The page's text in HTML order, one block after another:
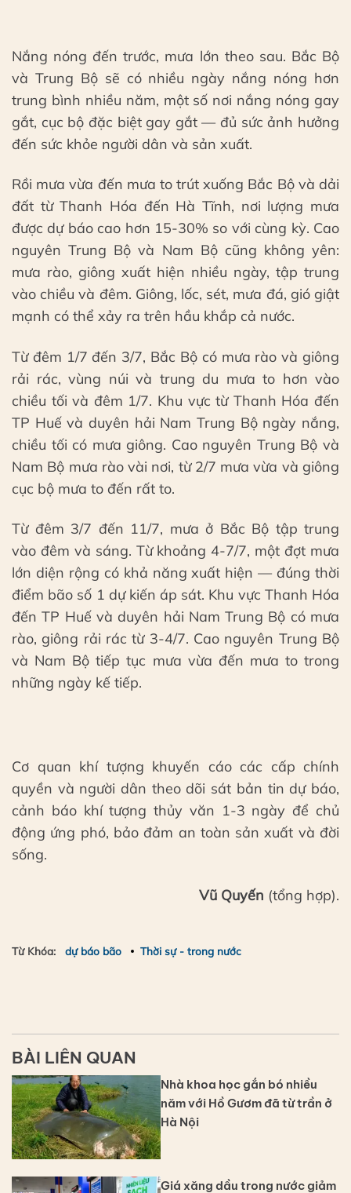
Nắng nóng đến trước, mưa lớn theo sau. Bắc Bộ
và Trung Bộ sẽ có nhiều ngày nắng nóng hơn
trung bình nhiều năm, một số nơi nắng nóng gay
gắt, cục bộ đặc biệt gay gắt — đủ sức ảnh hưởng
đến sức khỏe người dân và sản xuất.
Rồi mưa vừa đến mưa to trút xuống Bắc Bộ và dải
đất từ Thanh Hóa đến Hà Tĩnh, nơi lượng mưa
được dự báo cao hơn 15-30% so với cùng kỳ. Cao
nguyên Trung Bộ và Nam Bộ cũng không yên:
mưa rào, giông xuất hiện nhiều ngày, tập trung
vào chiều và đêm. Giông, lốc, sét, mưa đá, gió giật
mạnh có thể xảy ra trên hầu khắp cả nước.
Từ đêm 1/7 đến 3/7, Bắc Bộ có mưa rào và giông
rải rác, vùng núi và trung du mưa to hơn vào
chiều tối và đêm 1/7. Khu vực từ Thanh Hóa đến
TP Huế và duyên hải Nam Trung Bộ ngày nắng,
chiều tối có mưa giông. Cao nguyên Trung Bộ và
Nam Bộ mưa rào vài nơi, từ 2/7 mưa vừa và giông
cục bộ mưa to đến rất to.
Từ đêm 3/7 đến 11/7, mưa ở Bắc Bộ tập trung
vào đêm và sáng. Từ khoảng 4-7/7, một đợt mưa
lớn diện rộng có khả năng xuất hiện — đúng thời
điểm bão số 1 dự kiến áp sát. Khu vực Thanh Hóa
đến TP Huế và duyên hải Nam Trung Bộ có mưa
rào, giông rải rác từ 3-4/7. Cao nguyên Trung Bộ
và Nam Bộ tiếp tục mưa vừa đến mưa to trong
những ngày kế tiếp.
Cơ quan khí tượng khuyến cáo các cấp chính
quyền và người dân theo dõi sát bản tin dự báo,
cảnh báo khí tượng thủy văn 1-3 ngày để chủ
động ứng phó, bảo đảm an toàn sản xuất và đời
sống.
Vũ Quyến (tổng hợp).
Từ Khóa: dự báo bão Thời sự - trong nước
BÀI LIÊN QUAN
Nhà khoa học gắn bó nhiều
năm với Hồ Gươm đã từ trần ở
Hà Nội
Giá xăng dầu trong nước giảm